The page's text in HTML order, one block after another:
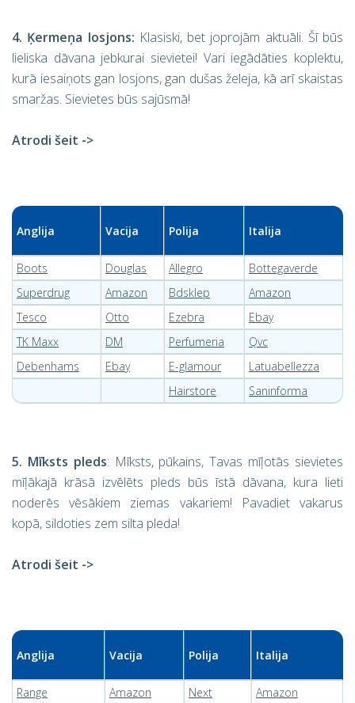
4. Ķermeņa losjons: Klasiski, bet joprojām aktuāli. Šī būs
lieliska dāvana jebkurai sievietei! Vari iegādāties koplektu,
kurā iesaiņots gan losjons, gan dušas želeja, kā arī skaistas
smaržas. Sievietes būs sajūsmā!
Atrodi šeit ->
Anglija Vacija Polija Italija
Boots Douglas Allegro
Bottegaverde
Superdrug
Amazon Bdsklep
Amazon
Tesco
Otto Ezebra
Ebay
TK Maxx
DM Perfumeria
Qvc
Debenhams
Ebay E-glamour
Latuabellezza
Hairstore
Saninforma
5. Mīksts pleds: Mīksts, pūkains, Tavas mīļotās sievietes
mīļākajā krāsā izvēlēts pleds būs īstā dāvana, kura lieti
noderēs vēsākiem ziemas vakariem! Pavadiet vakarus
kopā, sildoties zem silta pleda!
Atrodi šeit ->
Anglija Vacija Polija Italija
Range Amazon Next
Amazon